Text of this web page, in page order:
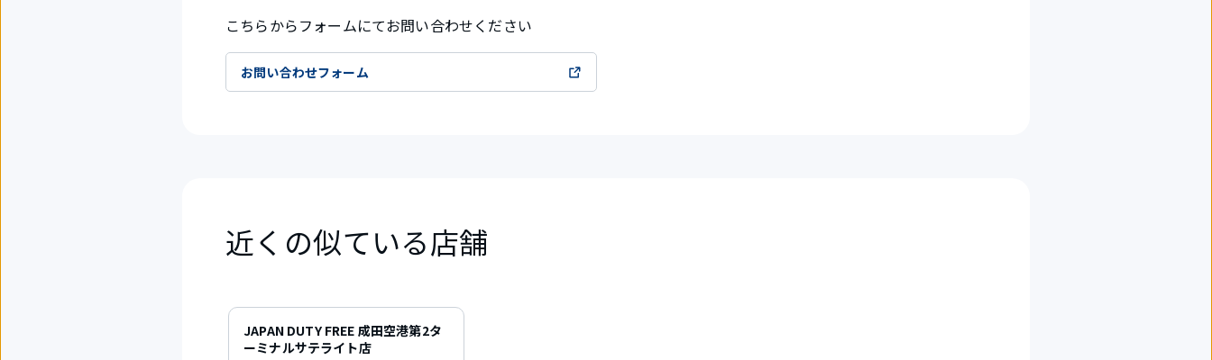
こちらからフォームにてお問い合わせください
お問い合わせフォーム
近くの似ている店舗
1
JAPAN DUTY FREE 成田空港第2タ
ーミナルサテライト店